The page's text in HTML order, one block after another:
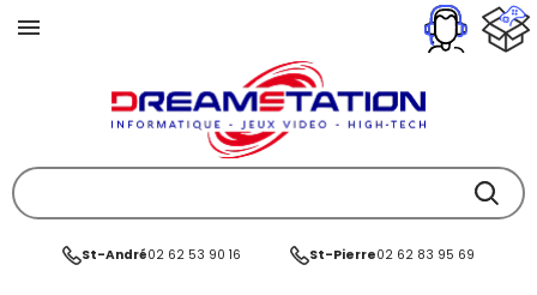
St-André02 62 53 90 16 St-Pierre02 62 83 95 69